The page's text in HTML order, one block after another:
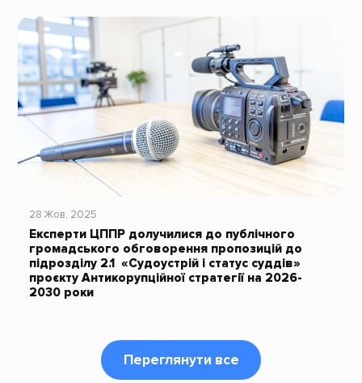
28 Жов, 2025
Експерти ЦППР долучилися до публічного
громадського обговорення пропозицій до
підрозділу 2.1 «Судоустрій і статус суддів»
проєкту Антикорупційної стратегії на 2026-
2030 роки
Переглянути все